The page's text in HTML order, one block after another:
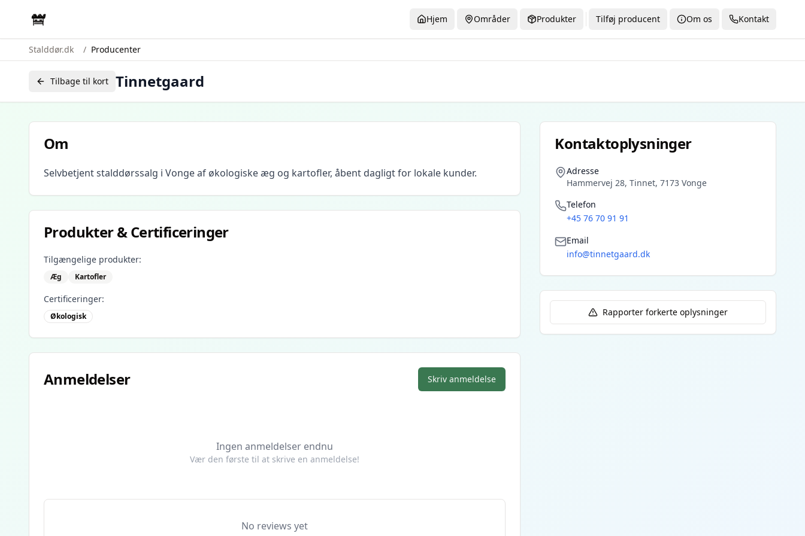
Hjem Områder Produkter Tilføj producent Om os Kontakt
Stalddør.dk / Producenter
Tilbage til kort Tinnetgaard
Om
Selvbetjent stalddørssalg i Vonge af økologiske æg og kartofler, åbent dagligt for lokale kunder.
Produkter & Certificeringer
Tilgængelige produkter:
Æg Kartofler
Certificeringer:
Økologisk
Anmeldelser Skriv anmeldelse
Ingen anmeldelser endnu
Vær den første til at skrive en anmeldelse!
No reviews yet
Kontaktoplysninger
Adresse
Hammervej 28, Tinnet, 7173 Vonge
Telefon
+45 76 70 91 91
Email
info@tinnetgaard.dk
Rapporter forkerte oplysninger